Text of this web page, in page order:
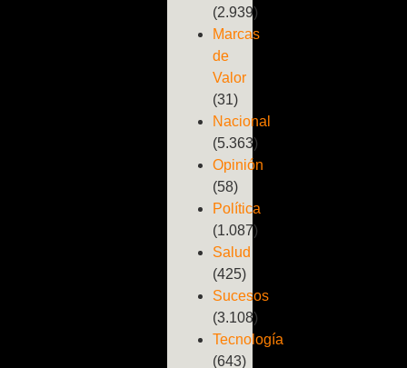
(2.939)
Marcas
de
Valor
(31)
Nacional
(5.363)
Opinión
(58)
Política
(1.087)
Salud
(425)
Sucesos
(3.108)
Tecnología
(643)